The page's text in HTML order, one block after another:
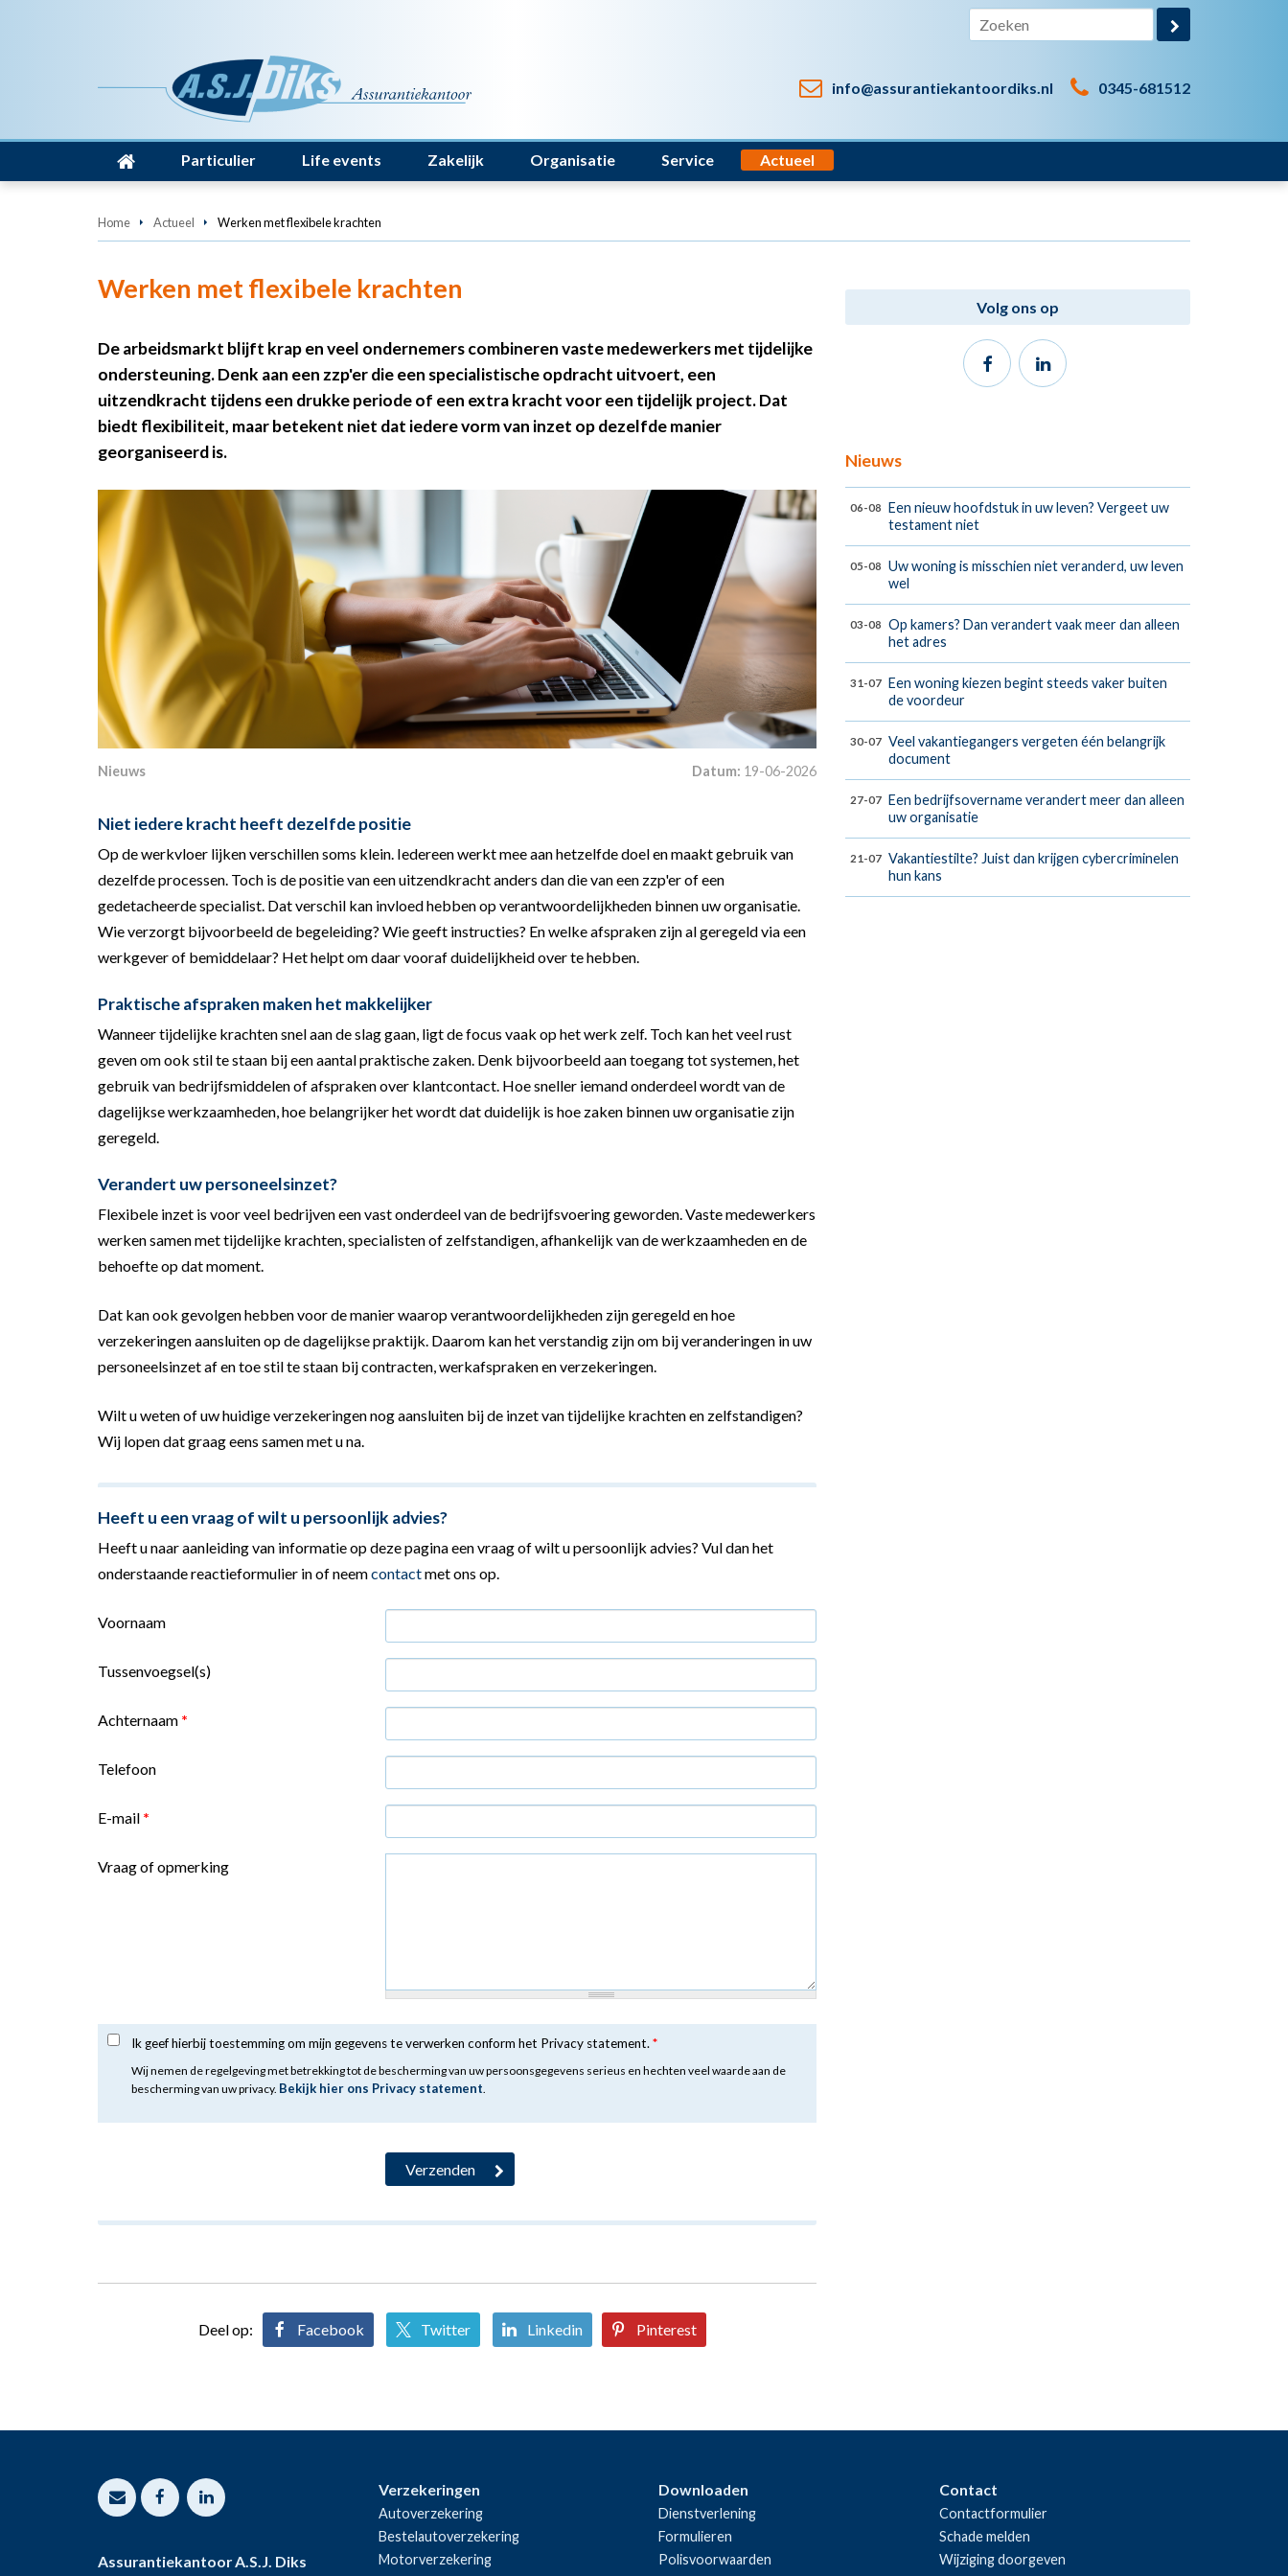
info@assurantiekantoordiks.nl 0345-681512
Particulier Life events Zakelijk Organisatie Service Actueel
Home Actueel Werken met flexibele krachten
Werken met flexibele krachten
De arbeidsmarkt blijft krap en veel ondernemers combineren vaste medewerkers met tijdelijke
ondersteuning. Denk aan een zzp'er die een specialistische opdracht uitvoert, een
uitzendkracht tijdens een drukke periode of een extra kracht voor een tijdelijk project. Dat
biedt flexibiliteit, maar betekent niet dat iedere vorm van inzet op dezelfde manier
georganiseerd is.
Nieuws Datum: 19-06-2026
Niet iedere kracht heeft dezelfde positie
Op de werkvloer lijken verschillen soms klein. Iedereen werkt mee aan hetzelfde doel en maakt gebruik van
dezelfde processen. Toch is de positie van een uitzendkracht anders dan die van een zzp'er of een
gedetacheerde specialist. Dat verschil kan invloed hebben op verantwoordelijkheden binnen uw organisatie.
Wie verzorgt bijvoorbeeld de begeleiding? Wie geeft instructies? En welke afspraken zijn al geregeld via een
werkgever of bemiddelaar? Het helpt om daar vooraf duidelijkheid over te hebben.
Praktische afspraken maken het makkelijker
Wanneer tijdelijke krachten snel aan de slag gaan, ligt de focus vaak op het werk zelf. Toch kan het veel rust
geven om ook stil te staan bij een aantal praktische zaken. Denk bijvoorbeeld aan toegang tot systemen, het
gebruik van bedrijfsmiddelen of afspraken over klantcontact. Hoe sneller iemand onderdeel wordt van de
dagelijkse werkzaamheden, hoe belangrijker het wordt dat duidelijk is hoe zaken binnen uw organisatie zijn
geregeld.
Verandert uw personeelsinzet?
Flexibele inzet is voor veel bedrijven een vast onderdeel van de bedrijfsvoering geworden. Vaste medewerkers
werken samen met tijdelijke krachten, specialisten of zelfstandigen, afhankelijk van de werkzaamheden en de
behoefte op dat moment.
Dat kan ook gevolgen hebben voor de manier waarop verantwoordelijkheden zijn geregeld en hoe
verzekeringen aansluiten op de dagelijkse praktijk. Daarom kan het verstandig zijn om bij veranderingen in uw
personeelsinzet af en toe stil te staan bij contracten, werkafspraken en verzekeringen.
Wilt u weten of uw huidige verzekeringen nog aansluiten bij de inzet van tijdelijke krachten en zelfstandigen?
Wij lopen dat graag eens samen met u na.
Heeft u een vraag of wilt u persoonlijk advies?
Heeft u naar aanleiding van informatie op deze pagina een vraag of wilt u persoonlijk advies? Vul dan het
onderstaande reactieformulier in of neemcontactmet ons op.
Voornaam
Tussenvoegsel(s)
Achternaam *
Telefoon
E-mail *
Vraag of opmerking
Ik geef hierbij toestemming om mijn gegevens te verwerken conform het Privacy statement.*
Wij nemen de regelgeving met betrekking tot de bescherming van uw persoonsgegevens serieus en hechten veel waarde aan de
bescherming van uw privacy. Bekijk hier ons Privacy statement
Deel op: Facebook Twitter Linkedin Pinterest
Volg ons op
Nieuws
06-08
Een nieuw hoofdstuk in uw leven? Vergeet uw
testament niet
05-08
Uw woning is misschien niet veranderd, uw leven
wel
03-08
Op kamers? Dan verandert vaak meer dan alleen
het adres
31-07 Een woning kiezen begint steeds vaker buiten
de voordeur
30-07 Veel vakantiegangers vergeten één belangrijk
document
27-07 Een bedrijfsovername verandert meer dan alleen
uw organisatie
21-07 Vakantiestilte? Juist dan krijgen cybercriminelen
hun kans
Assurantiekantoor A.S.J. Diks
Verzekeringen
Autoverzekering
Bestelautoverzekering
Motorverzekering
Downloaden
Dienstverlening
Formulieren
Polisvoorwaarden
Contact
Contactformulier
Schade melden
Wijziging doorgeven